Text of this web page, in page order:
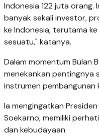
Indonesia 122 juta orang.
banyak sekali investor,
ke Indonesia, terutama
sesuatu," katanya.
Dalam momentum Bulan
menekankan pentingnya
instrumen pembangunan
Ia mengingatkan
Soekarno, memiliki
dan kebudayaan.